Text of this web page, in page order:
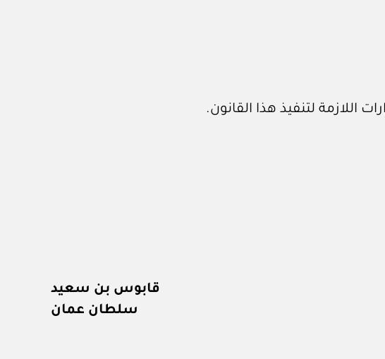
اللازمة لتنفيذ هذا القانون.
قابوس بن سعيد
سلطان عمان